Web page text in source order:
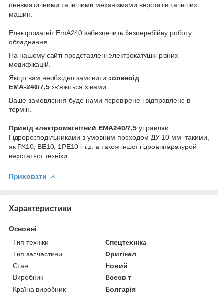
пневматичними та іншими механізмами верстатів та інших
машин.
Електромагніт EmA240 забезпечить безперебійну роботу
обладнання.
На нашому сайті представлені електрокатушкі різних
модифікацій.
Якщо вам необхідно замовити соленоід
ЕМА-240/7,5 зв'яжіться з нами.
Ваше замовлення буде нами перевірене і відправлене в
термін.
Привід електромагнітний EMA240/7,5 управляє
Гідророзподільниками з умовним проходом ДУ 10 мм, такими,
як РХ10, ВЕ10, 1РЕ10 і т.д. а також іншої гідроаппаратурой
верстатної техніки.
Приховати
Характеристики
Основні
Тип техніки
Спецтехніка
Тип запчастини
Оригінал
Стан
Новий
Виробник
Всесвіт
Країна виробник
Болгарія